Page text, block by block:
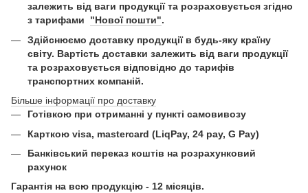
залежить від ваги продукції та розраховується згідно
з тарифами "Нової пошти".
Здійснюємо доставку продукції в будь-яку країну
світу. Вартість доставки залежить від ваги продукції
та розраховується відповідно до тарифів
транспортних компаній.
Більше інформації про доставку
Готівкою при отриманні у пункті самовивозу
Карткою visa, mastercard (LiqPay, 24 pay, G Pay)
Банківський переказ коштів на розрахунковий
рахунок
Гарантія на всю продукцію - 12 місяців.